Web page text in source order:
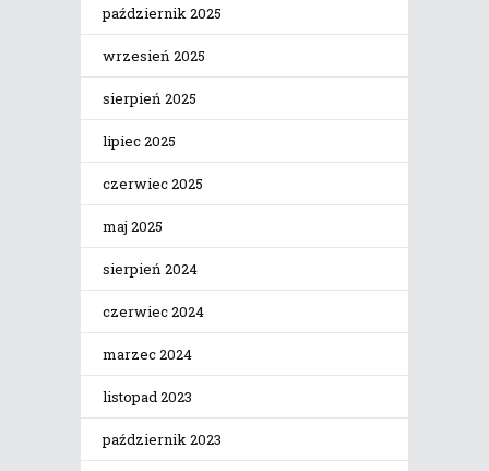
październik 2025
wrzesień 2025
sierpień 2025
lipiec 2025
czerwiec 2025
maj 2025
sierpień 2024
czerwiec 2024
marzec 2024
listopad 2023
październik 2023